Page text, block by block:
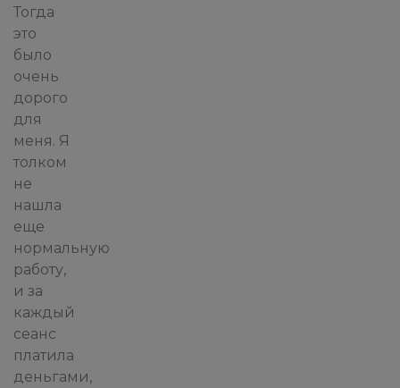
Тогда
это
было
очень
дорого
для
меня. Я
толком
не
нашла
еще
нормальную
работу,
и за
каждый
сеанс
платила
деньгами,